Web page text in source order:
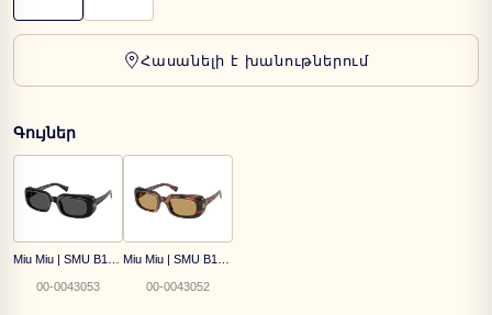
Հասանելի է խանութներում
Գույներ
00-0043053 00-0043052